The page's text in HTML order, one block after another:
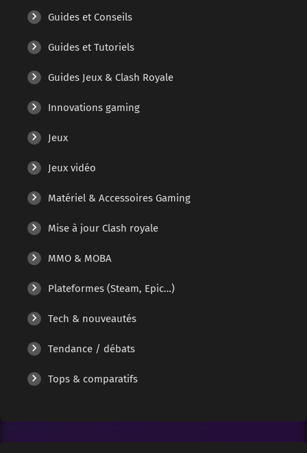
Guides et Conseils
Guides et Tutoriels
Guides Jeux & Clash Royale
Innovations gaming
Jeux
Jeux vidéo
Matériel & Accessoires Gaming
Mise à jour Clash royale
MMO & MOBA
Plateformes (Steam, Epic…)
Tech & nouveautés
Tendance / débats
Tops & comparatifs